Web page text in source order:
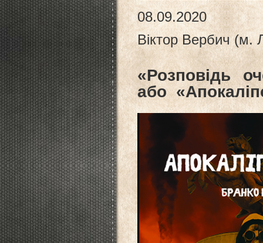
08.09.2020
Віктор Вербич (м.
«Розповідь
або